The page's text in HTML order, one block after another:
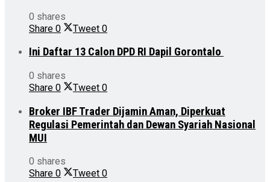
0 shares
Share 0 Tweet 0
Ini Daftar 13 Calon DPD RI Dapil Gorontalo
0 shares
Share 0 Tweet 0
Broker IBF Trader Dijamin Aman, Diperkuat
Regulasi Pemerintah dan Dewan Syariah Nasional
MUI
0 shares
Share 0 Tweet 0